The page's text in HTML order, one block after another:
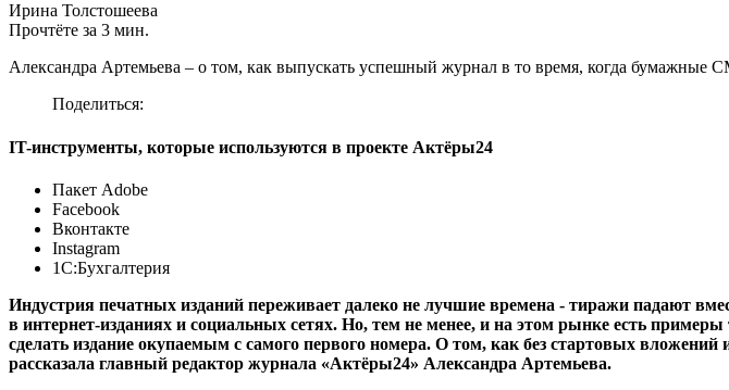
Ирина Толстошеева
Прочтёте за 3 мин.
Александра Артемьева – о том, как выпускать успешный журнал в то время, когда бумажные
Поделиться:
IT-инструменты, которые используются в проекте Актёры24
Пакет Adobe
Facebook
Вконтакте
Instagram
1С:Бухгалтерия
Индустрия печатных изданий переживает далеко не лучшие времена - тиражи падают
в интернет-изданиях и социальных сетях. Но, тем не менее, и на этом рынке есть
сделать издание окупаемым с самого первого номера. О том, как без стартовых
рассказала главный редактор журнала «Актёры24» Александра Артемьева.